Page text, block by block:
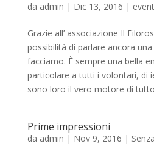
da admin | Dic 13, 2016 |
Grazie all’ associazione Il
possibilità di parlare ancora
facciamo. È sempre una bella
particolare a tutti i volontari, di
sono loro il vero motore di
Prime impressioni
da admin | Nov 9, 2016 |